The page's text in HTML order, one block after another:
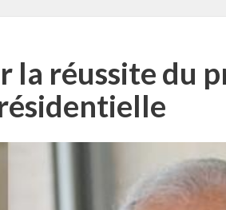
la réussite du